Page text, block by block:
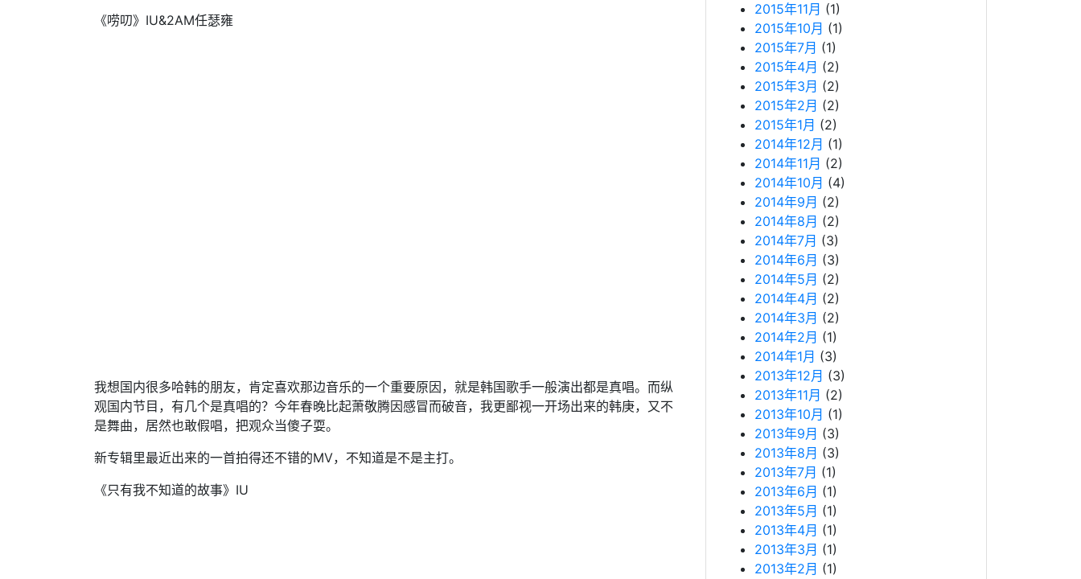
《唠叨》IU&2AM任瑟雍
我想国内很多哈韩的朋友，肯定喜欢那边音乐的一个重要原因，就是韩国歌手一般演出都是真唱。而纵
观国内节目，有几个是真唱的？今年春晚比起萧敬腾因感冒而破音，我更鄙视一开场出来的韩庚，又不
是舞曲，居然也敢假唱，把观众当傻子耍。
新专辑里最近出来的一首拍得还不错的MV，不知道是不是主打。
《只有我不知道的故事》IU
2015年11月 (1)
2015年10月 (1)
2015年7月 (1)
2015年4月 (2)
2015年3月 (2)
2015年2月 (2)
2015年1月 (2)
2014年12月 (1)
2014年11月 (2)
2014年10月 (4)
2014年9月 (2)
2014年8月 (2)
2014年7月 (3)
2014年6月 (3)
2014年5月 (2)
2014年4月 (2)
2014年3月 (2)
2014年2月 (1)
2014年1月 (3)
2013年12月 (3)
2013年11月 (2)
2013年10月 (1)
2013年9月 (3)
2013年8月 (3)
2013年7月 (1)
2013年6月 (1)
2013年5月 (1)
2013年4月 (1)
2013年3月 (1)
2013年2月 (1)